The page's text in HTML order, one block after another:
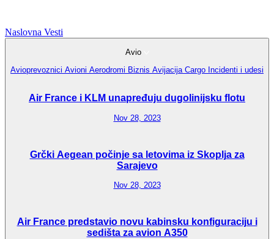
Naslovna Vesti
Avio
Avioprevoznici Avioni Aerodromi Biznis Avijacija Cargo Incidenti i udesi
Air France i KLM unapređuju dugolinijsku flotu
Nov 28, 2023
Grčki Aegean počinje sa letovima iz Skoplja za
Sarajevo
Nov 28, 2023
Air France predstavio novu kabinsku konfiguraciju i
sedišta za avion A350